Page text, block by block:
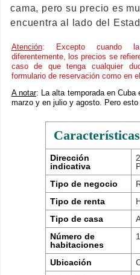
cama, pero su precio es
encuentra al lado del
Atención: Excepto cuando la
diferentemente, los precios se
caso de que tenga cualquier
formulario de reservación como en
A notar: La alta temporada en Cuba
marzo y en julio y agosto. Pero
Dirección
indicativa
Tipo de negocio
Tipo de renta
Tipo de casa
Número de
habitaciones
1
Ubicación